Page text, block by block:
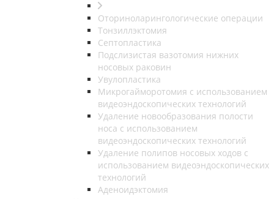
Оториноларингологические операции
Тонзиллэктомия
Септопластика
Подслизистая вазотомия нижних
носовых раковин
Увулопластика
Микрогайморотомия с использованием
видеоэндоскопических технологий
Удаление новообразования полости
носа с использованием
видеоэндоскопических технологий
Удаление полипов носовых ходов с
использованием видеоэндоскопических
технологий
Аденоидэктомия